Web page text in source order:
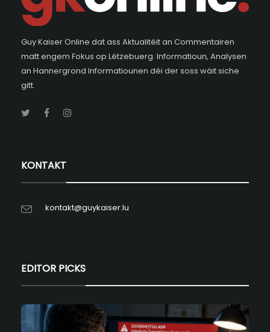
Guy Kaiser Online dat ass Aktualitéit an Commentairen
matt engem Fokus op Lëtzebuerg. Informatioun, Analysen
an Hannergrond Informatiounen déi der soss wäit siche
gitt.
KONTAKT
kontakt@guykaiser.lu
EDITOR PICKS